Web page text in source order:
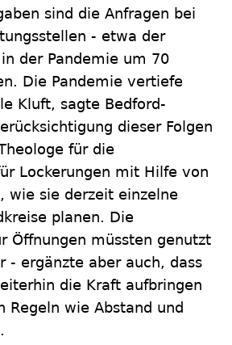
sind die Anfragen bei
- etwa der
der Pandemie um 70
Die Pandemie vertiefe
Kluft, sagte Bedford-
dieser Folgen
für die
Lockerungen mit Hilfe von
wie sie derzeit einzelne
planen. Die
Öffnungen müssten genutzt
- ergänzte aber auch, dass
die Kraft aufbringen
Regeln wie Abstand und